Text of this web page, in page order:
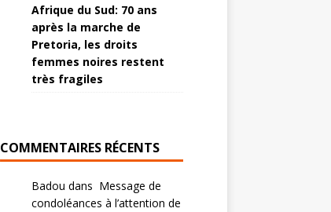
Afrique du Sud: 70 ans
après la marche de
Pretoria, les droits
femmes noires restent
très fragiles
COMMENTAIRES RÉCENTS
Badou dans Message de
condoléances à l’attention de